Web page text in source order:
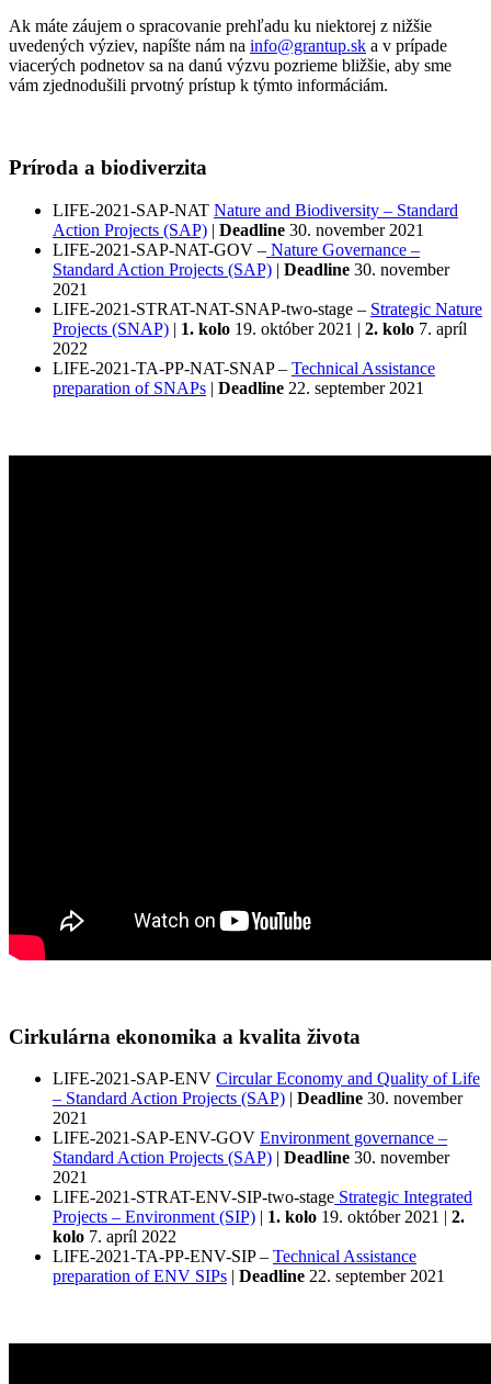
Ak máte záujem o spracovanie prehľadu ku niektorej z nižšie
uvedených výziev, napíšte nám na info@grantup.sk a v prípade
viacerých podnetov sa na danú výzvu pozrieme bližšie, aby sme
vám zjednodušili prvotný prístup k týmto informáciám.
Príroda a biodiverzita
LIFE-2021-SAP-NAT Nature and Biodiversity – Standard
Action Projects (SAP) | Deadline 30. november 2021
LIFE-2021-SAP-NAT-GOV – Nature Governance –
Standard Action Projects (SAP) | Deadline 30. november
2021
LIFE-2021-STRAT-NAT-SNAP-two-stage – Strategic Nature
Projects (SNAP) | 1. kolo 19. október 2021 | 2. kolo 7. apríl
2022
LIFE-2021-TA-PP-NAT-SNAP – Technical Assistance
preparation of SNAPs | Deadline 22. september 2021
Cirkulárna ekonomika a kvalita života
LIFE-2021-SAP-ENV Circular Economy and Quality of Life
– Standard Action Projects (SAP) | Deadline 30. november
2021
LIFE-2021-SAP-ENV-GOV Environment governance –
Standard Action Projects (SAP) | Deadline 30. november
2021
LIFE-2021-STRAT-ENV-SIP-two-stage Strategic Integrated
Projects – Environment (SIP) | 1. kolo 19. október 2021 | 2.
kolo 7. apríl 2022
LIFE-2021-TA-PP-ENV-SIP – Technical Assistance
preparation of ENV SIPs | Deadline 22. september 2021